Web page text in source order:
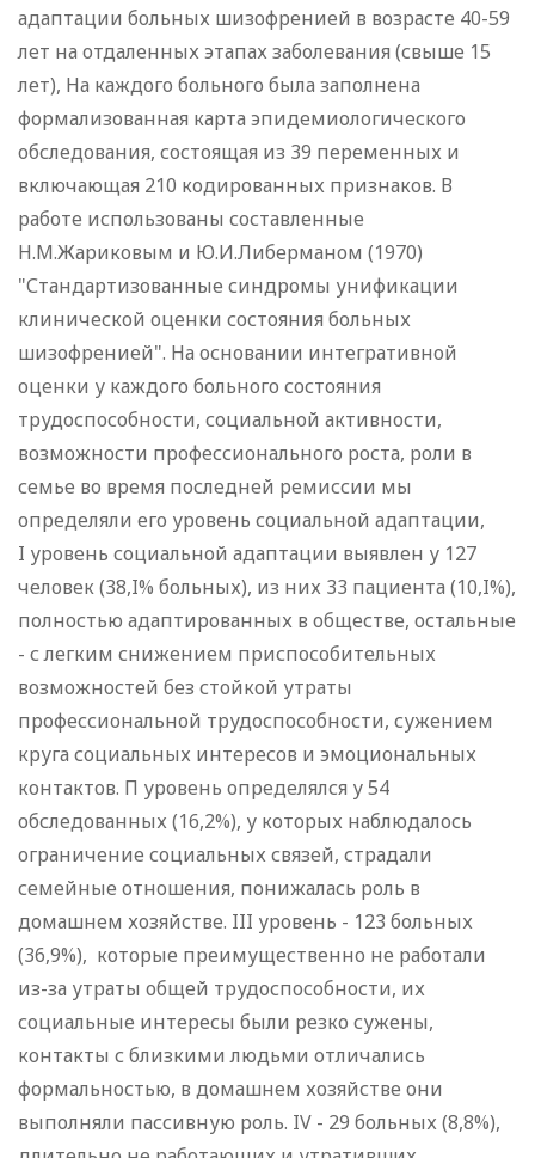
адаптации больных шизофренией в возрасте 40-59
лет на отдаленных этапах заболевания (свыше 15
лет), На каждого больного была заполнена
формализованная карта эпидемиологического
обследования, состоящая из 39 переменных и
включающая 210 кодированных признаков. В
работе использованы составленные
Н.М.Жариковым и Ю.И.Либерманом (1970)
"Стандартизованные синдромы унификации
клинической оценки состояния больных
шизофренией". На основании интегративной
оценки у каждого больного состояния
трудоспособности, социальной активности,
возможности профессионального роста, роли в
семье во время последней ремиссии мы
определяли его уровень социальной адаптации,
I уровень социальной адаптации выявлен у 127
человек (38,I% больных), из них 33 пациента (10,I%),
полностью адаптированных в обществе, остальные
- с легким снижением приспособительных
возможностей без стойкой утраты
профессиональной трудоспособности, сужением
круга социальных интересов и эмоциональных
контактов. П уровень определялся у 54
обследованных (16,2%), у которых наблюдалось
ограничение социальных связей, страдали
семейные отношения, понижалась роль в
домашнем хозяйстве. III уровень - 123 больных
(36,9%), которые преимущественно не работали
из-за утраты общей трудоспособности, их
социальные интересы были резко сужены,
контакты с близкими людьми отличались
формальностью, в домашнем хозяйстве они
выполняли пассивную роль. IV - 29 больных (8,8%),